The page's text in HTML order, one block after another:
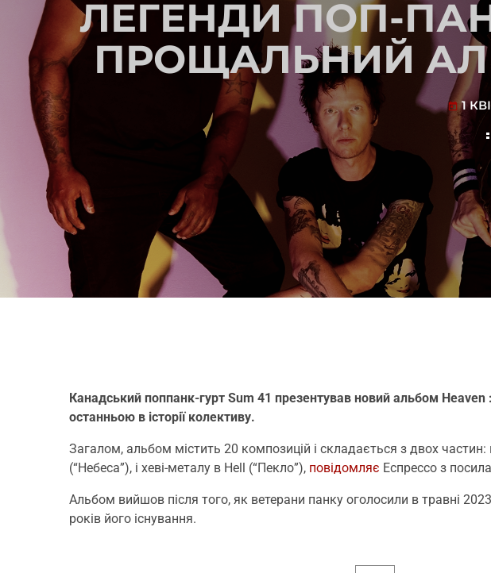
ЛЕГЕНДИ ПОП-
ПРОЩАЛЬНИЙ
today 1
Канадський поппанк-гурт Sum 41 презентував новий альбом Heaven
останньою в історії колективу.
Загалом, альбом містить 20 композицій і складається з двох
(“Небеса”), і хеві-металу в Hell (“Пекло”), повідомляє Еспрессо з
Альбом вийшов після того, як ветерани панку оголосили в травні
років його існування.